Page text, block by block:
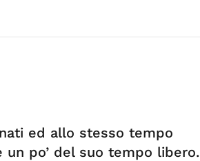
ed allo stesso tempo
po’ del suo tempo libero.